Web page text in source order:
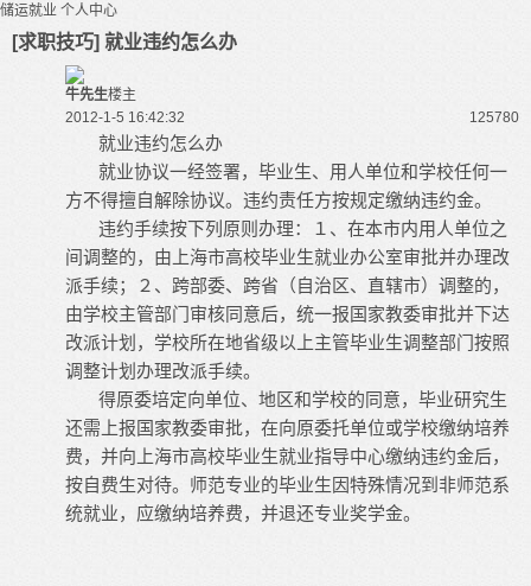
储运就业 个人中心
[求职技巧] 就业违约怎么办
牛先生楼主
2012-1-5 16:42:32
125780
就业违约怎么办
就业协议一经签署，毕业生、用人单位和学校任何一
方不得擅自解除协议。违约责任方按规定缴纳违约金。
违约手续按下列原则办理：１、在本市内用人单位之
间调整的，由上海市高校毕业生就业办公室审批并办理改
派手续；２、跨部委、跨省（自治区、直辖市）调整的，
由学校主管部门审核同意后，统一报国家教委审批并下达
改派计划，学校所在地省级以上主管毕业生调整部门按照
调整计划办理改派手续。
得原委培定向单位、地区和学校的同意，毕业研究生
还需上报国家教委审批，在向原委托单位或学校缴纳培养
费，并向上海市高校毕业生就业指导中心缴纳违约金后，
按自费生对待。师范专业的毕业生因特殊情况到非师范系
统就业，应缴纳培养费，并退还专业奖学金。